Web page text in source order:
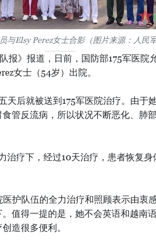
与Elsy Perez女士合影（图片来源：人民军
报》报道，日前，国防部175军医院
女士（54岁）出院。
天后就被送到175军医院治疗。由于
管反流病，所以状况不断恶化、肺
治疗下，经过10天治疗，患者恢复
医护队伍的全力治疗和照顾表示由衷
值得一提的是，她不会英语和越南
造很多便利。